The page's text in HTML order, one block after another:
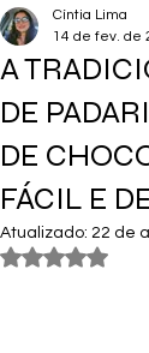
A
DE
DE
FÁCIL E
Cíntia Lima
14 de fev. de
Atualizado: 22 de
Avaliado